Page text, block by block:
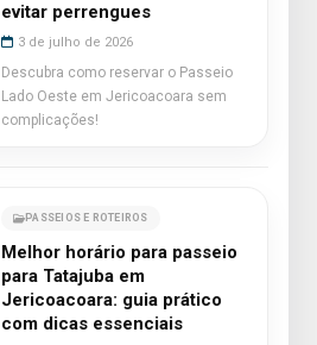
evitar perrengues
3 de julho de 2026
Descubra como reservar o Passeio
Lado Oeste em Jericoacoara sem
complicações!
PASSEIOS E ROTEIROS
Melhor horário para passeio
para Tatajuba em
Jericoacoara: guia prático
com dicas essenciais